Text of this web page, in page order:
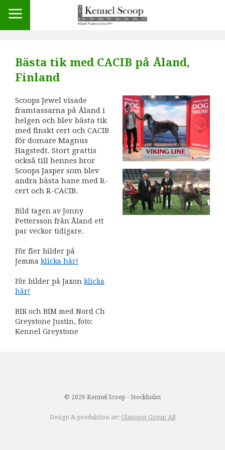
Bästa tik med CACIB på Åland,
Finland
Scoops Jewel visade
framtassarna på Åland i
helgen och blev bästa tik
med finskt cert och CACIB
för domare Magnus
Hagstedt. Stort grattis
också till hennes bror
Scoops Jasper som blev
andra bästa hane med R-
cert och R-CACIB.
Bild tagen av Jonny
Pettersson från Åland ett
par veckor tidigare.
För fler bilder på
Jemma klicka här!
För bilder på Jaxon klicka
här!
BIR och BIM med Nord Ch
Greystone Justin, foto:
Kennel Greystone
© 2026 Kennel Scoop - Stockholm
Design & produktion av: Olausson Group AB